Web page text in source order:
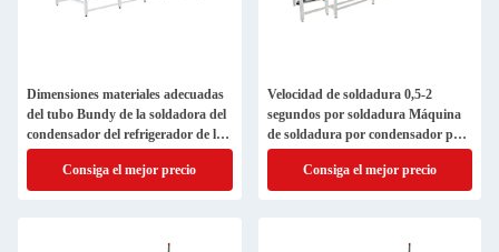
Dimensiones materiales adecuadas
del tubo Bundy de la soldadora del
condensador del refrigerador de la
soldadura por puntos 1200 mm x
800 mm x 1400 mm
Consiga el mejor precio
Velocidad de soldadura 0,5-2
segundos por soldadura Máquina
de soldadura por condensador para
refrigeradores El método de
soldadura por puntos garantiza un
mantenimiento rápido de la
Consiga el mejor precio